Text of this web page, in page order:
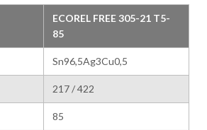
ECOREL FREE 305-21 T5-
85
Sn96,5Ag3Cu0,5
217 / 422
85